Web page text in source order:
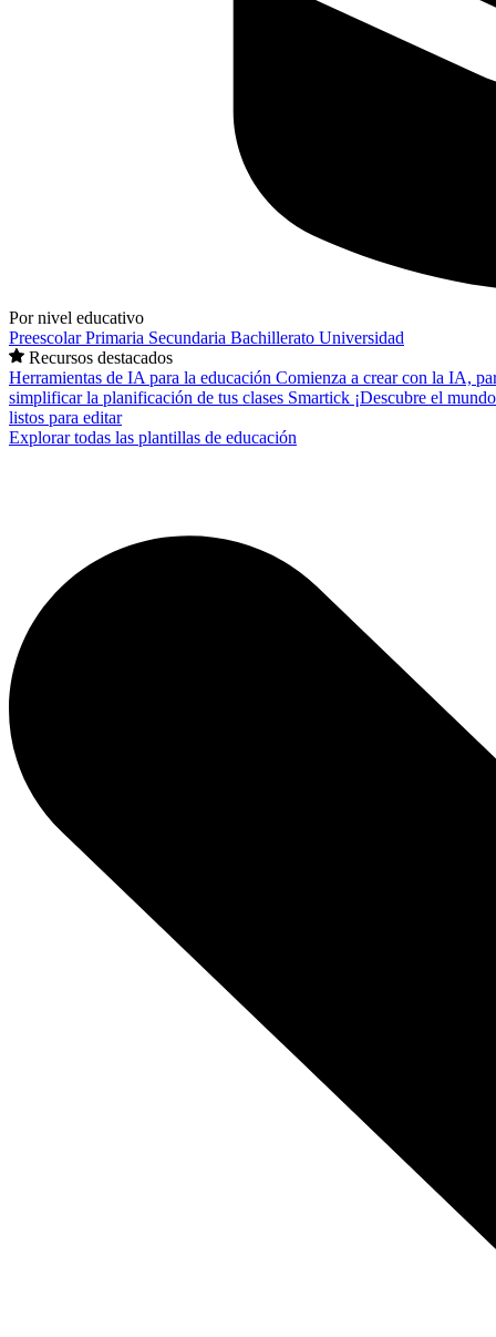
Por nivel educativo
PreescolarPrimaria Secundaria Bachillerato Universidad
Recursos destacados
Herramientas de IA para la educación Comienza a crear con la IA,
simplificar la planificación de tus clases Smartick ¡Descubre el
listos para editar
Explorar todas las plantillas de educación